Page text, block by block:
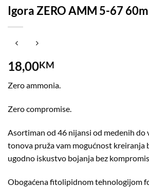
Igora ZERO AMM 5-67
18,00KM
Zero ammonia.
Zero compromise.
Asortiman od 46 nijansi od medenih
tonova pruža vam mogućnost kreiranja
ugodno iskustvo bojanja bez
Obogaćena fitolipidnom tehnologijom